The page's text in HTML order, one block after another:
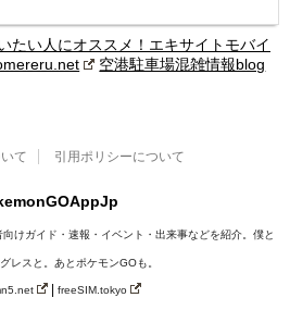
たい人にオススメ！エキサイトモバイ
空港駐車場混雑情報blog
て 引用ポリシーについて
けガイド・速報・イベント・出来事などを紹介。僕と
レスと。あとポケモンGOも。
| freeSIM.tokyo